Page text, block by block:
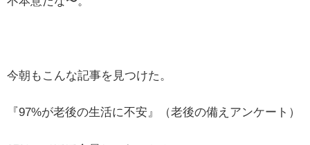
今朝もこんな記事を見つけた。
『97%が老後の生活に不安』（老後の備えアンケート）